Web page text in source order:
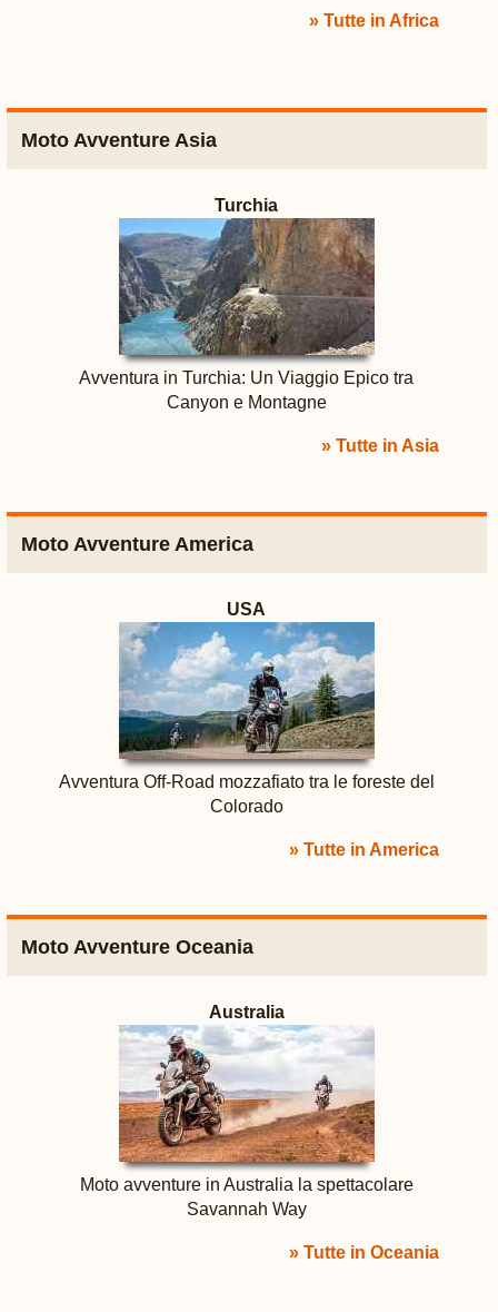
» Tutte in Africa
Moto Avventure Asia
Turchia
Avventura in Turchia: Un Viaggio Epico tra
Canyon e Montagne
» Tutte in Asia
Moto Avventure America
USA
Avventura Off-Road mozzafiato tra le foreste del
Colorado
» Tutte in America
Moto Avventure Oceania
Australia
Moto avventure in Australia la spettacolare
Savannah Way
» Tutte in Oceania